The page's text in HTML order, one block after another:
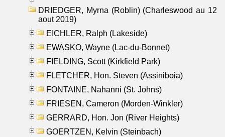
DRIEDGER, Myrna (Roblin) (Charleswood au 12
aout 2019)
EICHLER, Ralph (Lakeside)
EWASKO, Wayne (Lac-du-Bonnet)
FIELDING, Scott (Kirkfield Park)
FLETCHER, Hon. Steven (Assiniboia)
FONTAINE, Nahanni (St. Johns)
FRIESEN, Cameron (Morden-Winkler)
GERRARD, Hon. Jon (River Heights)
GOERTZEN, Kelvin (Steinbach)